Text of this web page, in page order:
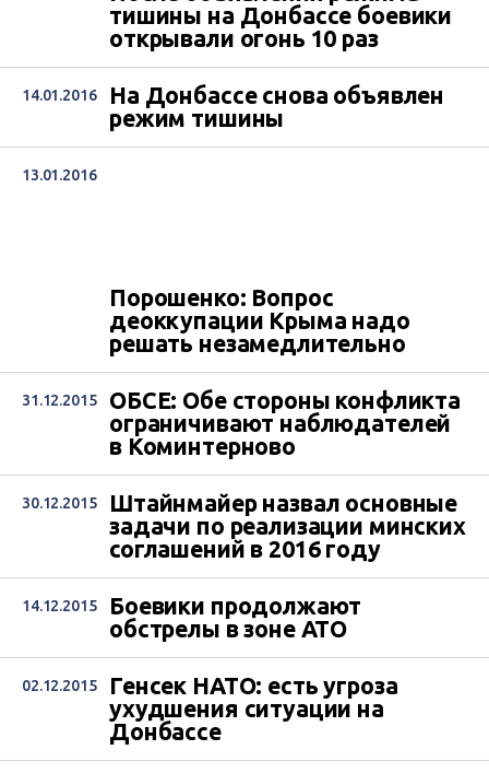
тишины на Донбассе боевики
открывали огонь 10 раз
14.01.2016
На Донбассе снова объявлен
режим тишины
13.01.2016
Порошенко: Вопрос
деоккупации Крыма надо
решать незамедлительно
31.12.2015
ОБСЕ: Обе стороны конфликта
ограничивают наблюдателей
в Коминтерново
30.12.2015
Штайнмайер назвал основные
задачи по реализации минских
соглашений в 2016 году
14.12.2015
Боевики продолжают
обстрелы в зоне АТО
02.12.2015
Генсек НАТО: есть угроза
ухудшения ситуации на
Донбассе